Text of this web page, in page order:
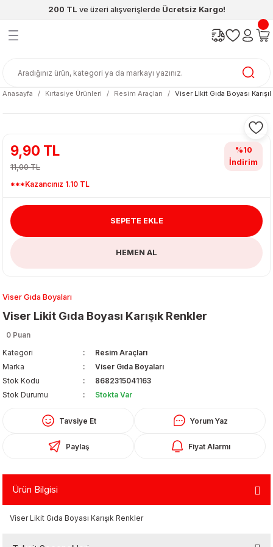
200 TL ve üzeri alışverişlerde Ücretsiz Kargo!
Geri Dön
Geri Dön
& Matara
Geri Dön
Geri Dön
Geri Dön
Geri Dön
Anasayfa
Kırtasiye Ürünleri Resim Araçları Viser Likit Gıda Boyası
Viser Gıda Boyaları
Viser Likit Gıda Boyası Karışık Renkler
0 Puan
Kategori
Resim Araçları
Marka
Viser Gıda Boyaları
Stok Kodu
8682315041163
Stok Durumu
Stokta Var
Tavsiye Et Yorum Yaz
Paylaş Fiyat Alarmı
9,90 TL
11,00 TL
***Kazancınız 1.10 TL
%10
İndirim
SEPETE EKLE
HEMEN AL
Ürün Bilgisi
Viser Likit Gıda Boyası Karışık Renkler